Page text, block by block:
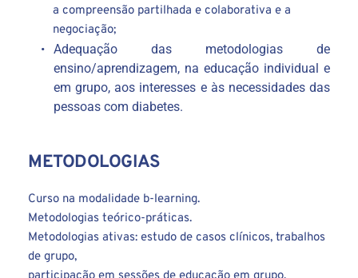
a compreensão partilhada e colaborativa e a
negociação;
Adequação das metodologias de
ensino/aprendizagem, na educação individual e
em grupo, aos interesses e às necessidades das
pessoas com diabetes.
METODOLOGIAS
Curso na modalidade b-learning.
Metodologias teórico-práticas.
Metodologias ativas: estudo de casos clínicos, trabalhos
de grupo,